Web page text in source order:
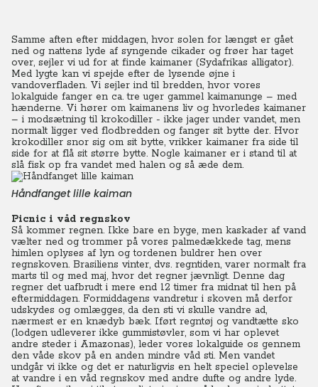
Samme aften efter middagen, hvor solen for længst er gået
ned og nattens lyde af syngende cikader og frøer har taget
over, sejler vi ud for at finde kaimaner (Sydafrikas alligator).
Med lygte kan vi spejde efter de lysende øjne i
vandoverfladen. Vi sejler ind til bredden, hvor vores
lokalguide fanger en ca. tre uger gammel kaimanunge – med
hænderne. Vi hører om kaimanens liv og hvorledes kaimaner
– i modsætning til krokodiller - ikke jager under vandet, men
normalt ligger ved flodbredden og fanger sit bytte der. Hvor
krokodiller snor sig om sit bytte, vrikker kaimaner fra side til
side for at flå sit større bytte. Nogle kaimaner er i stand til at
slå fisk op fra vandet med halen og så æde dem.
Håndfanget lille kaiman
Picnic i våd regnskov
Så kommer regnen. Ikke bare en byge, men kaskader af vand
vælter ned og trommer på vores palmedækkede tag, mens
himlen oplyses af lyn og tordenen buldrer hen over
regnskoven. Brasiliens vinter, dvs. regntiden, varer normalt fra
marts til og med maj, hvor det regner jævnligt. Denne dag
regner det uafbrudt i mere end 12 timer fra midnat til hen på
eftermiddagen. Formiddagens vandretur i skoven må derfor
udskydes og omlægges, da den sti vi skulle vandre ad,
nærmest er en knædyb bæk. Iført regntøj og vandtætte sko
(lodgen udleverer ikke gummistøvler, som vi har oplevet
andre steder i Amazonas), leder vores lokalguide os gennem
den våde skov på en anden mindre våd sti. Men vandet
undgår vi ikke og det er naturligvis en helt speciel oplevelse
at vandre i en våd regnskov med andre dufte og andre lyde.